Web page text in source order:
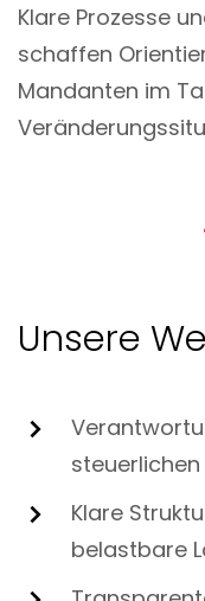
Klare Prozesse
schaffen
Mandanten im
Unsere
steuerlichen
Klare
belastbare